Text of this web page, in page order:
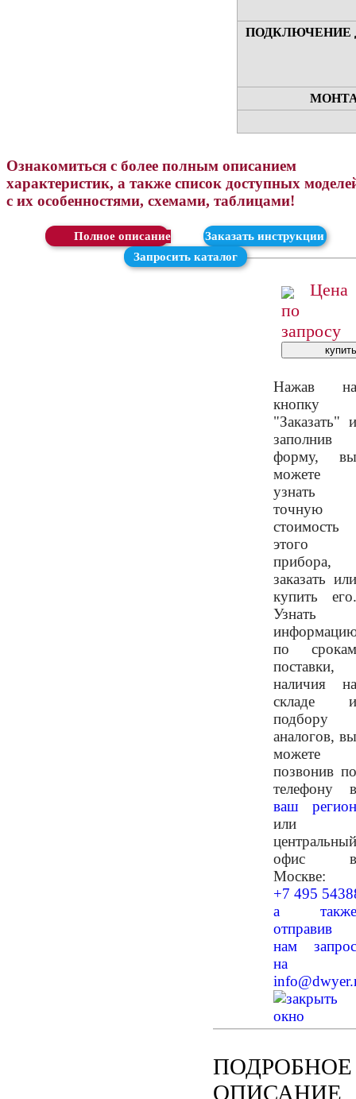
ПОДКЛЮЧЕНИЕ
Ознакомиться с более полным описанием
характеристик, а также список доступных
с их особенностями, схемами, таблицами!
Скачать
Заказать инструкции
Запросить каталог
Цена
по
запросу
Нажав на
кнопку
"Заказать" и
заполнив
форму, вы
можете
узнать
точную
стоимость
этого
прибора,
заказать или
купить его.
Узнать
по срокам
поставки,
наличия на
складе и
подбору
аналогов, вы
можете
позвонив по
телефону в
ваш регион
или
центральный
офис в
Москве:
+7 495
а также
отправив
нам запрос
на
ПОДРОБНОЕ
ОПИСАНИЕ